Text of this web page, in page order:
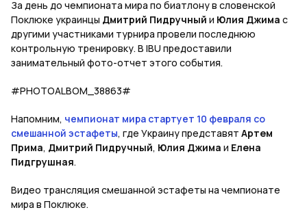
За день до чемпионата мира по биатлону в словенской
Поклюке украинцы Дмитрий Пидручный и Юлия Джима с
другими участниками турнира провели последнюю
контрольную тренировку. В IBU предоставили
занимательный фото-отчет этого события.
#PHOTOALBOM_38863#
Напомним, чемпионат мира стартует 10 февраля со
смешанной эстафеты, где Украину представят Артем
Прима, Дмитрий Пидручный, Юлия Джима и Елена
Пидгрушная.
Видео трансляция смешанной эстафеты на чемпионате
мира в Поклюке.